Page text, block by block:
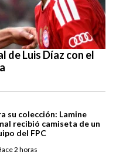
de Luis Díaz con el
su colección: Lamine
recibió camiseta de un
del FPC
2 horas